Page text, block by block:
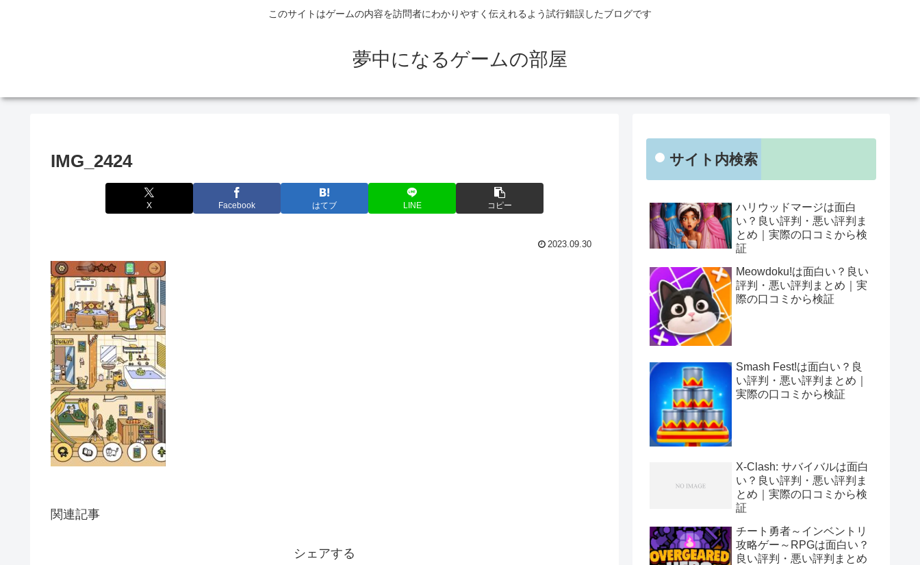
このサイトはゲームの内容を訪問者にわかりやすく伝えれるよう試行錯誤したブログです
夢中になるゲームの部屋
IMG_2424
X Facebook はてブ LINE コピー
2023.09.30
関連記事
シェアする
サイト内検索
ハリウッドマージは面白
い？良い評判・悪い評判ま
とめ｜実際の口コミから検
証
Meowdoku!は面白い？良い
評判・悪い評判まとめ｜実
際の口コミから検証
Smash Fest!は面白い？良
い評判・悪い評判まとめ｜
実際の口コミから検証
X-Clash: サバイバルは面白
い？良い評判・悪い評判ま
とめ｜実際の口コミから検
証
チート勇者～インベントリ
攻略ゲー～RPGは面白い？
良い評判・悪い評判まとめ